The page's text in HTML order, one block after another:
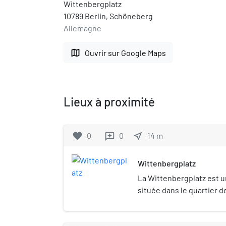
Wittenbergplatz
10789 Berlin, Schöneberg
Allemagne
map Ouvrir sur Google Maps
Lieux à proximité
favorite 0 reviews 0 near_me 14 m
Wittenbergplatz
La Wittenbergplatz est
située dans le quartier
fait partie du «